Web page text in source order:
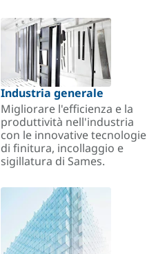
Industria generale
Migliorare l'efficienza e la
produttività nell'industria
con le innovative tecnologie
di finitura, incollaggio e
sigillatura di Sames.